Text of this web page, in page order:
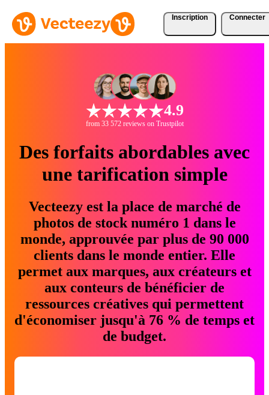
Inscription Connecter
4.9
from 33 572 reviews on Trustpilot
Des forfaits abordables avec
une tarification simple
Vecteezy est la place de marché de
photos de stock numéro 1 dans le
monde, approuvée par plus de 90 000
clients dans le monde entier. Elle
permet aux marques, aux créateurs et
aux conteurs de bénéficier de
ressources créatives qui permettent
d'économiser jusqu'à 76 % de temps et
de budget.